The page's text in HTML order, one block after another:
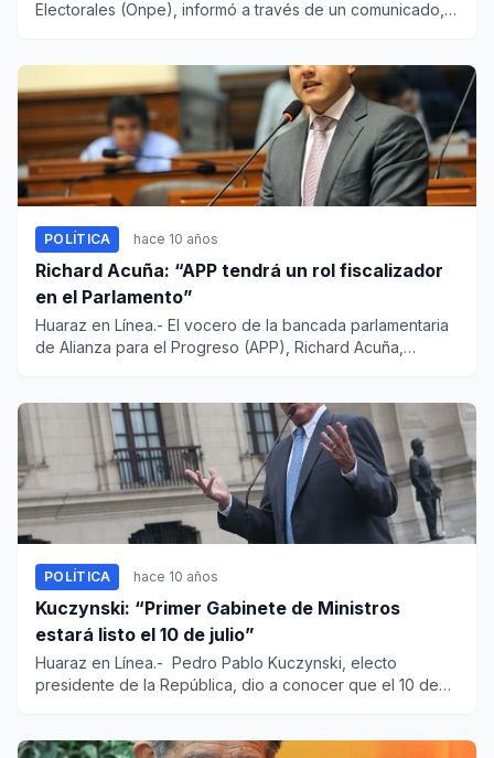
Electorales (Onpe), informó a través de un comunicado,
POLÍTICA hace 10 años
Richard Acuña: “APP tendrá un rol fiscalizador
en el Parlamento”
Huaraz en Línea.- El vocero de la bancada parlamentaria
de Alianza para el Progreso (APP), Richard Acuña,
POLÍTICA hace 10 años
Kuczynski: “Primer Gabinete de Ministros
estará listo el 10 de julio”
Huaraz en Línea.- Pedro Pablo Kuczynski, electo
presidente de la República, dio a conocer que el 10 de